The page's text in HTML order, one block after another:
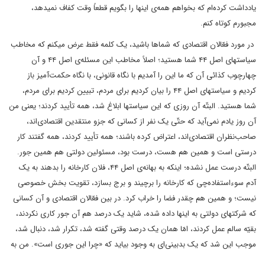
یادداشت کرده‌ام که بخواهم همه‌ی اینها را بگویم قطعاً وقت کفاف نمیدهد،
مجبورم کوتاه کنم.
در مورد فعّالان اقتصادی که شماها باشید، یک کلمه فقط عرض میکنم که مخاطب
سیاستهای اصل ۴۴ شما هستید؛ اصلاً مخاطب این مسئله‌ی اصل ۴۴ و آن
چهارچوب کذائی آن که ما این را آمدیم با نگاه قانونی، با نگاه حکمت‌آمیز باز
کردیم و سیاستهای اصل ۴۴ را بیان کردیم برای مردم، تبیین کردیم برای مردم،
شما هستید. البتّه آن روزی که این سیاستها ابلاغ شد، همه تأیید کردند؛ یعنی من
آن روز یادم نمی‌آید که حتّی یک نفر از کسانی که جزو منتقدین اقتصادی‌اند،‌
صاحب‌نظران اقتصادی‌اند، اعتراض کرده باشند؛ همه تأیید کردند، همه گفتند کار
درستی است و همین هم هست، درست بود، مسئولین دولتی هم همین‌ جور.
البتّه درست عمل نشده؛ اینکه به بهانه‌ی اصل ۴۴، فلان کارخانه را بدهند به یک
آدم سوءاستفاده‌چی که کارخانه را برچیند و برج بسازد، تقویت بخش خصوصی
نیست؛ و همین هم چقدر فضا را خراب کرد. در بین فعّالان اقتصادی و آن کسانی
که شرکتهای دولتی به اینها داده شده، شاید یک درصد هم آن‌ جور کاری نکردند،
بقیّه سالم عمل کردند، امّا همان یک درصد وقتی گفته شد، تکرار شد، دنبال شد،
موجب این شد که یک بدبینی‌ای به وجود بیاید که «چرا این جوری است». من به